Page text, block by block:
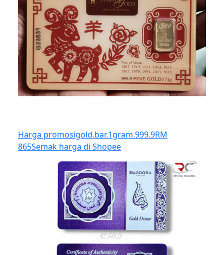
Harga promosigold.bar.1gram.999.9RM
865Semak harga di Shopee